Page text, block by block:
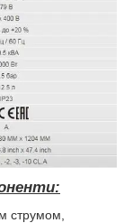
струмом,